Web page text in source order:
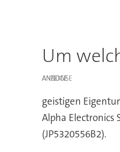
Um
ANZEIGE
geistigen
Alpha Electronics
(JP5320556B2).